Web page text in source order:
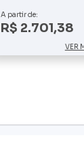
A partir de:
R$ 2.701,38
VER